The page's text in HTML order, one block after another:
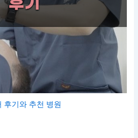
후기와 추천 병원